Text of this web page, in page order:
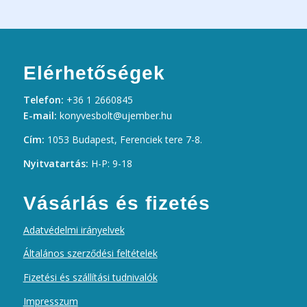
Elérhetőségek
Telefon: +36 1 2660845
E-mail: konyvesbolt@ujember.hu
Cím: 1053 Budapest, Ferenciek tere 7-8.
Nyitvatartás: H-P: 9-18
Vásárlás és fizetés
Adatvédelmi irányelvek
Általános szerződési feltételek
Fizetési és szállítási tudnivalók
Impresszum